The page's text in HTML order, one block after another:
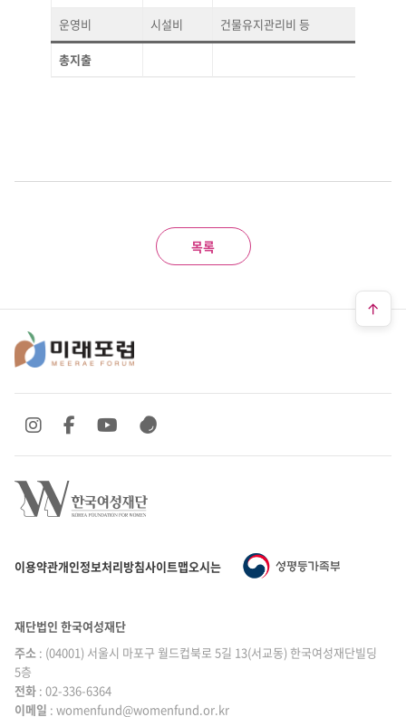
운영비
시설비 건물유지관리비 등
총지출
목록
이용약관개인정보처리방침사이트맵오시는 길
SNS 바로가기
SNS 바로가기SNS 바로가기
SNS 바로가기
재단법인 한국여성재단
주소 : (04001) 서울시 마포구 월드컵북로 5길 13(서교동) 한국여성재단빌딩
5층
전화 : 02-336-6364
|
이메일 : womenfund@womenfund.or.kr